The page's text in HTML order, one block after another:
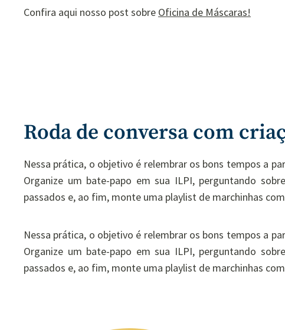
Confira aqui nosso post sobre Oficina de Máscaras!
Roda de conversa com
Nessa prática, o objetivo é relembrar os bons tempos a
Organize um bate-papo em sua ILPI, perguntando
passados e, ao fim, monte uma playlist de marchinhas
Nessa prática, o objetivo é relembrar os bons tempos a
Organize um bate-papo em sua ILPI, perguntando
passados e, ao fim, monte uma playlist de marchinhas